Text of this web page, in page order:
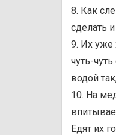
8. Как
сделать
9. Их уже
чуть-
водой
10. На
Едят их